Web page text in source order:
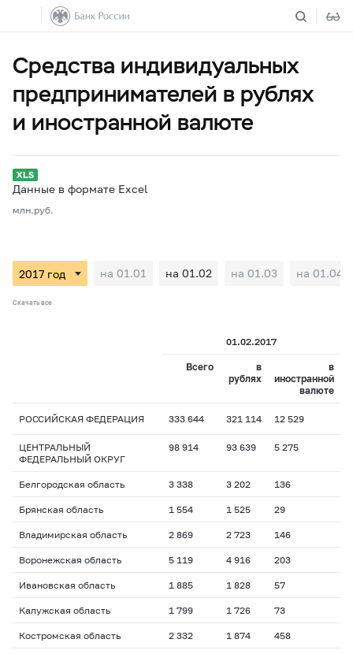
Средства индивидуальных
предпринимателей в рублях
и иностранной валюте
Данные в формате Excel
млн.руб.
на 01.01 на 01.02 на 01.03 на 01.04
Скачать все
01.02.2017
Всего
в
рублях
в
иностранной
валюте
РОССИЙСКАЯ ФЕДЕРАЦИЯ 333 644 321 114 12 529
ЦЕНТРАЛЬНЫЙ
ФЕДЕРАЛЬНЫЙ ОКРУГ
98 914 93 639 5 275
Белгородская область 3 338 3 202 136
Брянская область 1 554 1 525 29
Владимирская область 2 869 2 723 146
Воронежская область 5 119 4 916 203
Ивановская область 1 885 1 828 57
Калужская область 1 799 1 726 73
Костромская область 2 332 1 874 458